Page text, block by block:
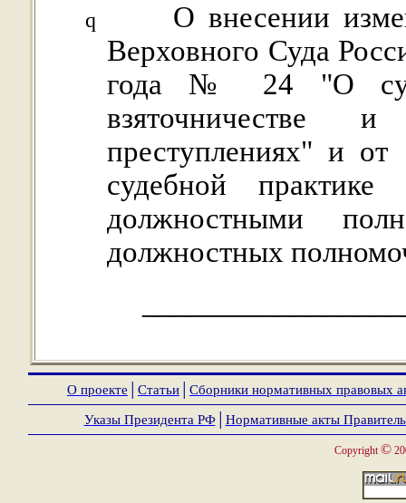
q
О внесении
Верховного Суда
года № 24 "О
преступлениях" и
судебной
должностными
должностных
О проекте Статьи Сборники нормативных правовых
Указы Президента РФ│ Нормативные акты
Copyright ©